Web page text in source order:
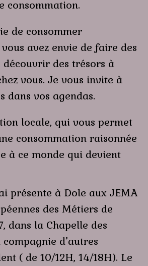
consommation.
de consommer
avez envie de faire des
découvrir des trésors à
vous. Je vous invite à
dans vos agendas.
locale, qui vous permet
consommation raisonnée
à ce monde qui devient
présente à Dole aux JEMA
des Métiers de
dans la Chapelle des
d’autres
( de 10/12H, 14/18H). Le